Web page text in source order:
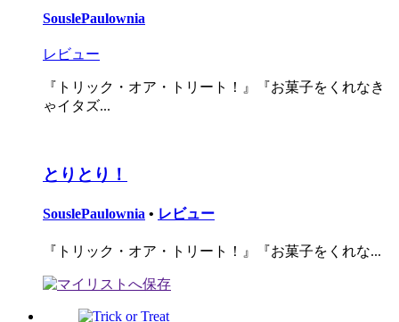
SouslePaulownia
レビュー
『トリック・オア・トリート！』『お菓子をくれなき
ゃイタズ...
とりとり！
SouslePaulownia • レビュー
『トリック・オア・トリート！』『お菓子をくれな...